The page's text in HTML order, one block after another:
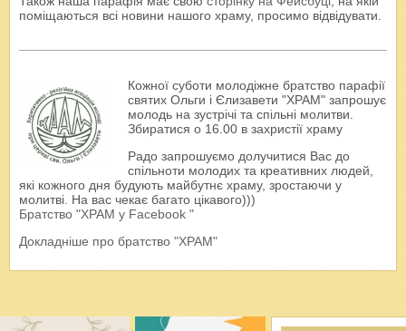
поміщаються всі новини нашого храму, просимо відвідувати.
Кожної суботи молодіжне братство парафії
святих Ольги і Єлизавети "ХРАМ" запрошує
молодь на зустрічі та спільні молитви.
Збиратися о 16.00 в захристії храму
Радо запрошуємо долучитися Вас до
спільноти молодих та креативних людей,
які кожного дня будують майбутнє храму, зростаючи у
молитві. На вас чекає багато цікавого)))
Братство "ХРАМ у Facebook "
Докладніше про братство "ХРАМ"